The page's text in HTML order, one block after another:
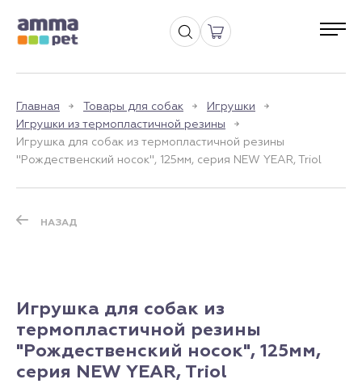
Главная Товары для собак
Игрушки
Игрушки из термопластичной резины
Игрушка для собак из термопластичной резины
"Рождественский носок", 125мм, серия NEW YEAR, Triol
НАЗАД
Игрушка для собак из
термопластичной резины
"Рождественский носок", 125мм,
серия NEW YEAR, Triol